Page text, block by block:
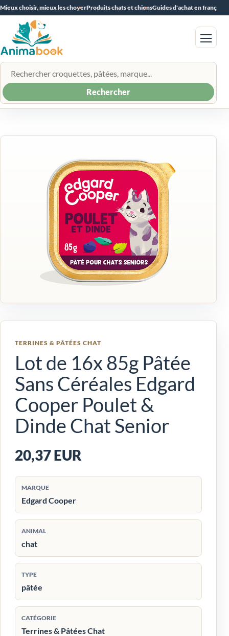
Mieux choisir, mieux les choyerProduits chats et chiensGuides d'achat en français
Rechercher un produit
Rechercher
Menu
TERRINES & PÂTÉES CHAT
Lot de 16x 85g Pâtée
Sans Céréales Edgard
Cooper Poulet &
Dinde Chat Senior
20,37 EUR
MARQUE
Edgard Cooper
ANIMAL
chat
TYPE
pâtée
CATÉGORIE
Terrines & Pâtées Chat